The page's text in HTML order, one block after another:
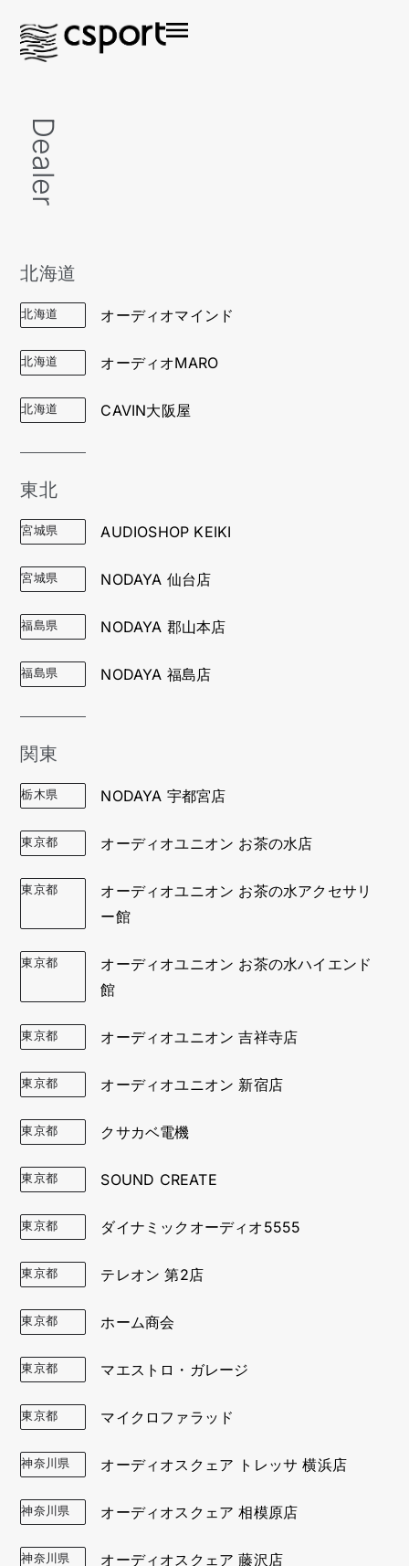
Dealer
北海道
北海道 オーディオマインド
北海道 オーディオMARO
北海道 CAVIN大阪屋
東北
宮城県 AUDIOSHOP KEIKI
宮城県 NODAYA 仙台店
福島県 NODAYA 郡山本店
福島県 NODAYA 福島店
関東
栃木県 NODAYA 宇都宮店
東京都 オーディオユニオン お茶の水店
東京都
オーディオユニオン お茶の水アクセサリ
ー館
東京都
オーディオユニオン お茶の水ハイエンド
館
東京都 オーディオユニオン 吉祥寺店
東京都 オーディオユニオン 新宿店
東京都 クサカベ電機
東京都 SOUND CREATE
東京都 ダイナミックオーディオ5555
東京都 テレオン 第2店
東京都 ホーム商会
東京都 マエストロ・ガレージ
東京都 マイクロファラッド
神奈川県 オーディオスクェア トレッサ 横浜店
神奈川県 オーディオスクェア 相模原店
神奈川県 オーディオスクェア 藤沢店